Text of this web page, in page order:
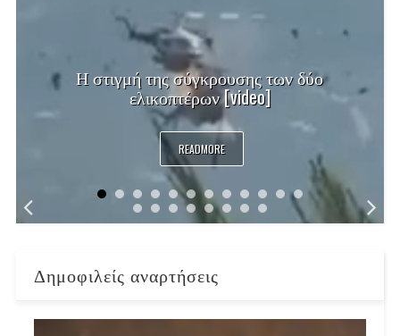
Η στιγμή της σύγκρουσης των δύο
ελικοπτέρων [video]
READMORE
Δημοφιλείς αναρτήσεις